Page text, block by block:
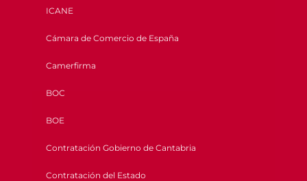
ICANE
Cámara de Comercio de España
Camerfirma
BOC
BOE
Contratación Gobierno de Cantabria
Contratación del Estado